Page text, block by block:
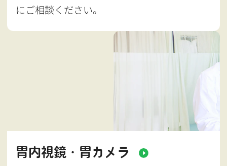
にご相談ください。
胃内視鏡・胃カメラ